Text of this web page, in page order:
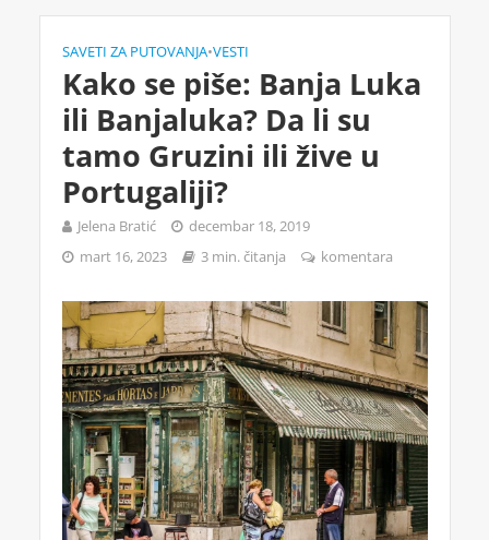
SAVETI ZA PUTOVANJA•VESTI
Kako se piše: Banja Luka
ili Banjaluka? Da li su
tamo Gruzini ili žive u
Portugaliji?
Jelena Bratić
decembar 18, 2019
mart 16, 2023
3 min. čitanja komentara